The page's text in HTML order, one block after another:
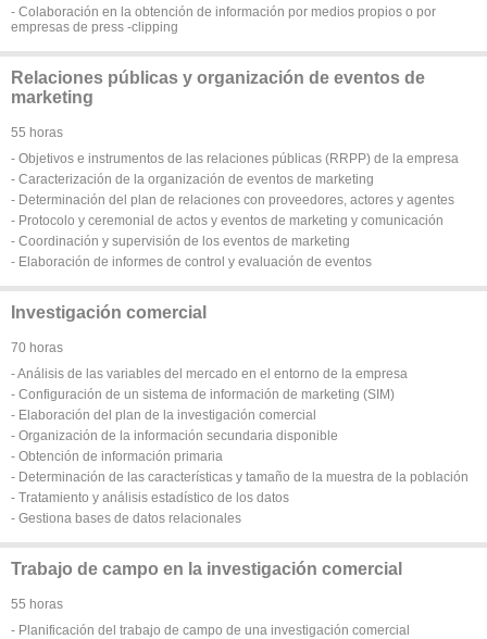
- Colaboración en la obtención de información por medios propios o por
empresas de press -clipping
Relaciones públicas y organización de eventos de
marketing
55 horas
- Objetivos e instrumentos de las relaciones públicas (RRPP) de la empresa
- Caracterización de la organización de eventos de marketing
- Determinación del plan de relaciones con proveedores, actores y agentes
- Protocolo y ceremonial de actos y eventos de marketing y comunicación
- Coordinación y supervisión de los eventos de marketing
- Elaboración de informes de control y evaluación de eventos
Investigación comercial
70 horas
- Análisis de las variables del mercado en el entorno de la empresa
- Configuración de un sistema de información de marketing (SIM)
- Elaboración del plan de la investigación comercial
- Organización de la información secundaria disponible
- Obtención de información primaria
- Determinación de las características y tamaño de la muestra de la población
- Tratamiento y análisis estadístico de los datos
- Gestiona bases de datos relacionales
Trabajo de campo en la investigación comercial
55 horas
- Planificación del trabajo de campo de una investigación comercial